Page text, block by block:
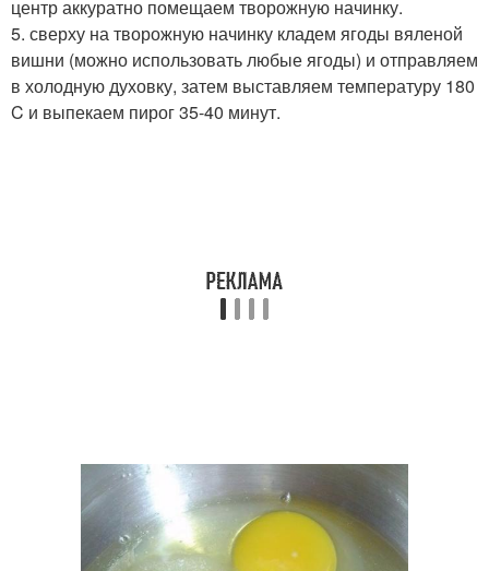
центр аккуратно помещаем творожную начинку.
5. сверху на творожную начинку кладем ягоды вяленой
вишни (можно использовать любые ягоды) и отправляем
в холодную духовку, затем выставляем температуру 180
C и выпекаем пирог 35-40 минут.